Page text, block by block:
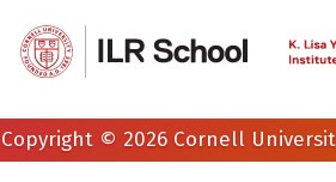
Copyright © 2026 Cornell